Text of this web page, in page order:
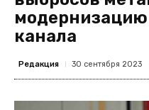
модернизацию
канала
Редакция 30 сентября 2023